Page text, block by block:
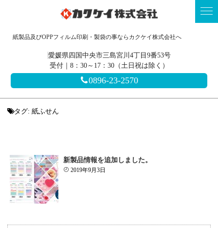
紙製品及びOPPフィルム印刷・製袋の事ならカクケイ株式会社へ
愛媛県四国中央市三島宮川4丁目9番53号
受付｜8：30～17：30（土日祝は除く）
0896-23-2570
タグ: 紙ふせん
新製品情報を追加しました。
2019年9月3日